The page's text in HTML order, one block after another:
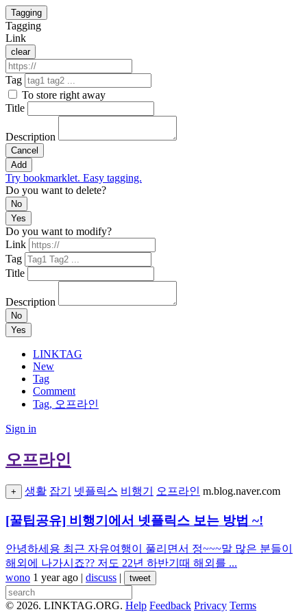
Tagging
Tagging
Link
clear
Tag
To store right away
Title
Description
Cancel
Add
Try bookmarklet. Easy tagging.
Do you want to delete?
No
Yes
Do you want to modify?
Link
Tag
Title
Description
No
Yes
LINKTAG
New
Tag
Comment
Tag, 오프라인
Sign in
오프라인
+ 생활 잡기 넷플릭스 비행기 오프라인 m.blog.naver.com
[꿀팁공유] 비행기에서 넷플릭스 보는 방법 ~!
안녕하세용 최근 자유여행이 풀리면서 정~~~말 많은 분들이
해외에 나가시죠?? 저도 22년 하반기때 해외를 ...
wono 1 year ago | discuss | tweet
© 2026. LINKTAG.ORG. Help Feedback Privacy Terms